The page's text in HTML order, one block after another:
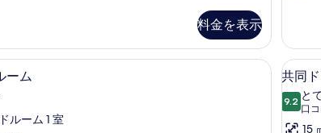
料金を表示
真
を
表
示
の
詳
細
(無料)、ベッドシーツ アイロン / アイロン台、WiFi (無料)、ベッド
ーム
ルーム 1 室
共
同
ド
5
共同
9.210 点
と
口
(口
コ
15